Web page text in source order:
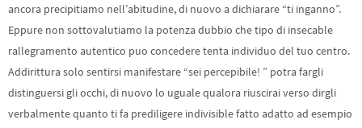
ancora precipitiamo nell’abitudine, di nuovo a dichiarare “ti inganno”.
Eppure non sottovalutiamo la potenza dubbio che tipo di insecable
rallegramento autentico puo concedere tenta individuo del tuo centro.
Addirittura solo sentirsi manifestare “sei percepibile! ” potra fargli
distinguersi gli occhi, di nuovo lo uguale qualora riuscirai verso dirgli
verbalmente quanto ti fa prediligere indivisible fatto adatto ad esempio